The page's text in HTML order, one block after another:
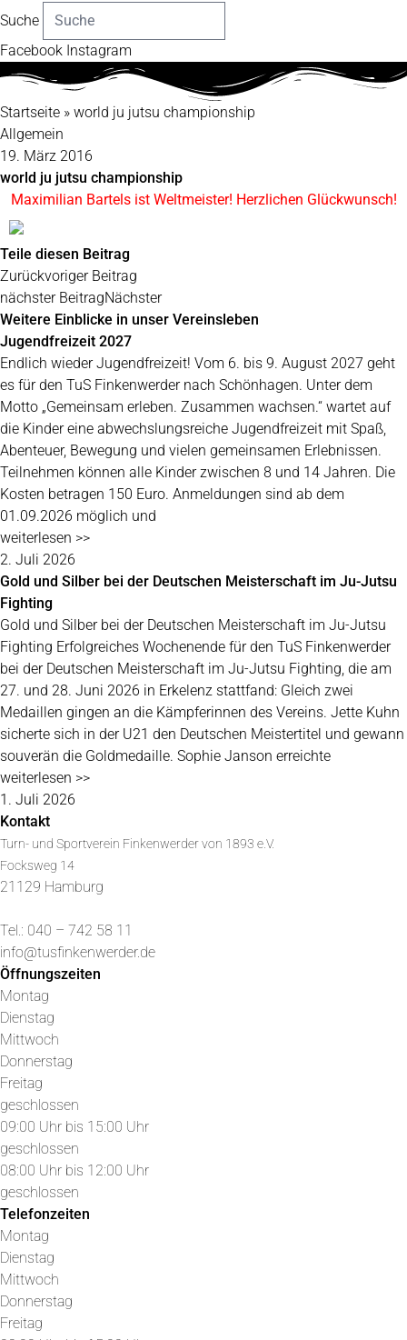
Suche
Facebook Instagram
Startseite » world ju jutsu championship
Allgemein
19. März 2016
world ju jutsu championship
Maximilian Bartels ist Weltmeister! Herzlichen Glückwunsch!
Teile diesen Beitrag
Zurückvoriger Beitrag
nächster BeitragNächster
Weitere Einblicke in unser Vereinsleben
Jugendfreizeit 2027
Endlich wieder Jugendfreizeit! Vom 6. bis 9. August 2027 geht
es für den TuS Finkenwerder nach Schönhagen. Unter dem
Motto „Gemeinsam erleben. Zusammen wachsen.“ wartet auf
die Kinder eine abwechslungsreiche Jugendfreizeit mit Spaß,
Abenteuer, Bewegung und vielen gemeinsamen Erlebnissen.
Teilnehmen können alle Kinder zwischen 8 und 14 Jahren. Die
Kosten betragen 150 Euro. Anmeldungen sind ab dem
01.09.2026 möglich und
weiterlesen >>
2. Juli 2026
Gold und Silber bei der Deutschen Meisterschaft im Ju-Jutsu
Fighting
Gold und Silber bei der Deutschen Meisterschaft im Ju-Jutsu
Fighting Erfolgreiches Wochenende für den TuS Finkenwerder
bei der Deutschen Meisterschaft im Ju-Jutsu Fighting, die am
27. und 28. Juni 2026 in Erkelenz stattfand: Gleich zwei
Medaillen gingen an die Kämpferinnen des Vereins. Jette Kuhn
sicherte sich in der U21 den Deutschen Meistertitel und gewann
souverän die Goldmedaille. Sophie Janson erreichte
weiterlesen >>
1. Juli 2026
Kontakt
Turn- und Sportverein Finkenwerder von 1893 e.V.
Focksweg 14
21129 Hamburg
Tel.: 040 – 742 58 11
info@tusfinkenwerder.de
Öffnungszeiten
Montag
Dienstag
Mittwoch
Donnerstag
Freitag
geschlossen
09:00 Uhr bis 15:00 Uhr
geschlossen
08:00 Uhr bis 12:00 Uhr
geschlossen
Telefonzeiten
Montag
Dienstag
Mittwoch
Donnerstag
Freitag